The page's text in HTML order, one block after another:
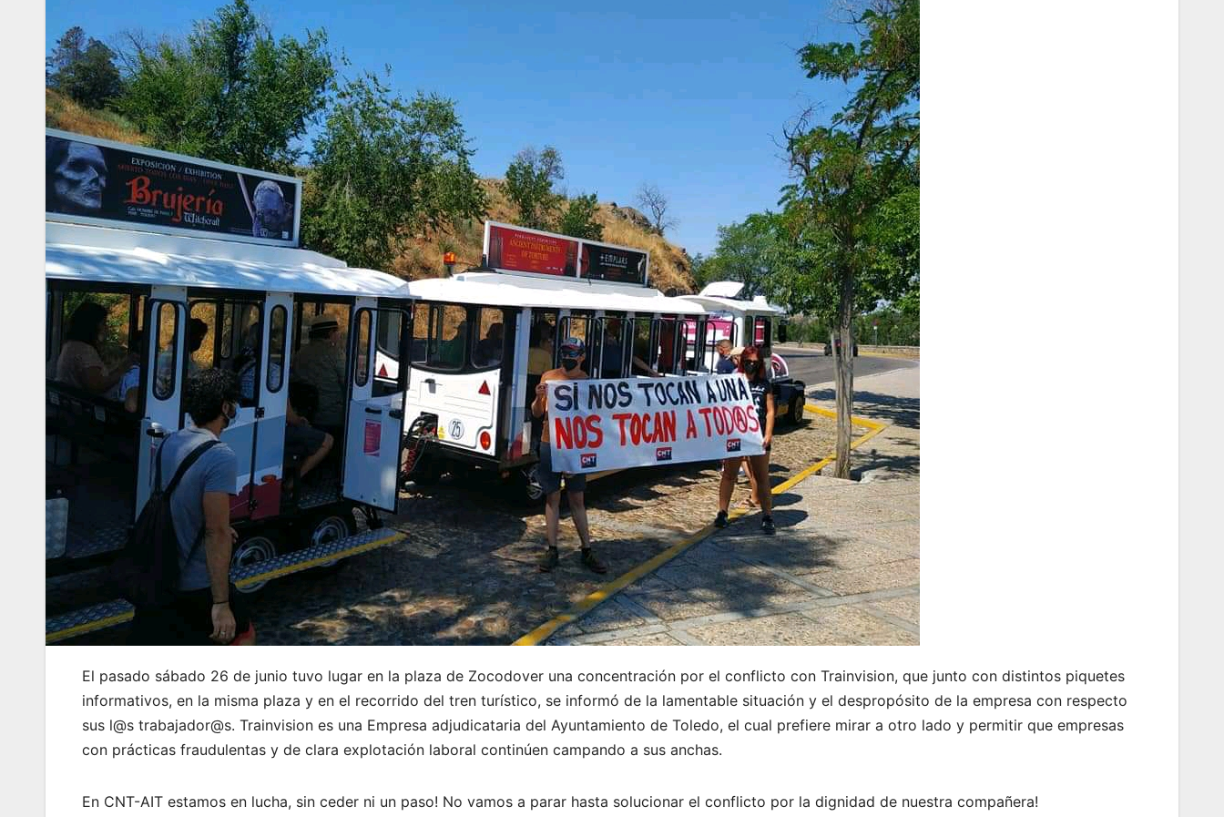
El pasado sábado 26 de junio tuvo lugar en la plaza de Zocodover una concentración por el conflicto con Trainvision, que junto con distintos piquetes
informativos, en la misma plaza y en el recorrido del tren turístico, se informó de la lamentable situación y el despropósito de la empresa con respecto
sus l@s trabajador@s. Trainvision es una Empresa adjudicataria del Ayuntamiento de Toledo, el cual prefiere mirar a otro lado y permitir que empresas
con prácticas fraudulentas y de clara explotación laboral continúen campando a sus anchas.
En CNT-AIT estamos en lucha, sin ceder ni un paso! No vamos a parar hasta solucionar el conflicto por la dignidad de nuestra compañera!